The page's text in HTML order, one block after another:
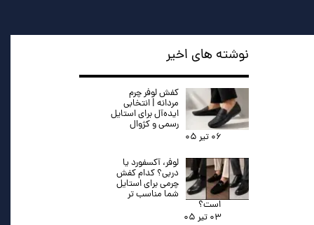
نوشته های اخیر
کفش لوفر چرم
مردانه | انتخابی
ایده‌آل برای استایل
رسمی و کژوال
۰۶ تیر ۰۵
لوفر، آکسفورد یا
دربی؟ کدام کفش
چرمی برای استایل
شما مناسب تر
است؟
۰۳ تیر ۰۵